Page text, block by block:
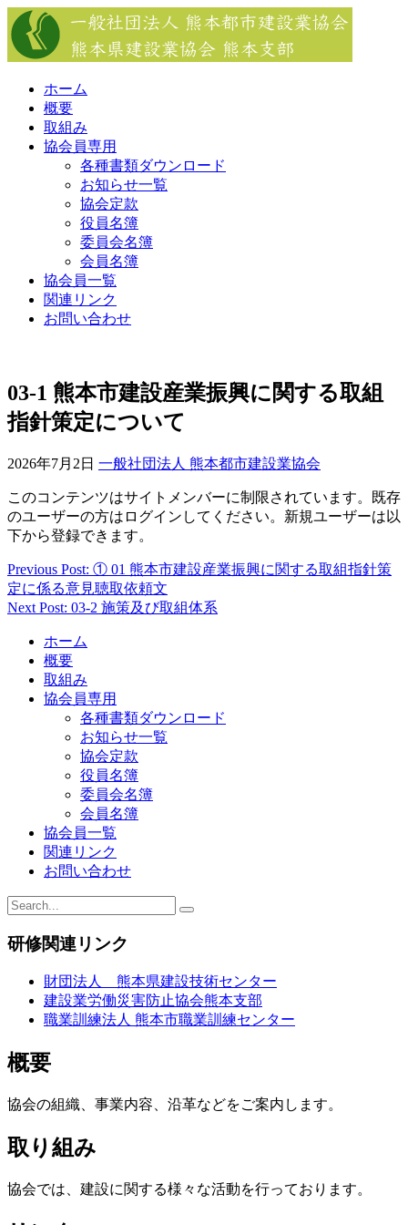
Skip
to
content
ホーム
概要
取組み
協会員専用
各種書類ダウンロード
お知らせ一覧
協会定款
役員名簿
委員会名簿
会員名簿
協会員一覧
関連リンク
お問い合わせ
03-1 熊本市建設産業振興に関する取組
指針策定について
2026年7月2日 一般社団法人 熊本都市建設業協会
このコンテンツはサイトメンバーに制限されています。既存
のユーザーの方はログインしてください。新規ユーザーは以
下から登録できます。
投
稿
Previous Post: ① 01 熊本市建設産業振興に関する取組指針策
定に係る意見聴取依頼文
Next Post: 03-2 施策及び取組体系
ホーム
概要
取組み
協会員専用
各種書類ダウンロード
お知らせ一覧
協会定款
役員名簿
委員会名簿
会員名簿
協会員一覧
関連リンク
お問い合わせ
研修関連リンク
財団法人 熊本県建設技術センター
建設業労働災害防止協会熊本支部
職業訓練法人 熊本市職業訓練センター
概要
協会の組織、事業内容、沿革などをご案内します。
取り組み
協会では、建設に関する様々な活動を行っております。